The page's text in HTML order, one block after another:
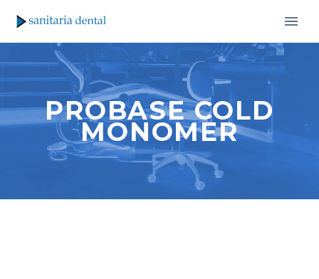
PROBASE COLD
MONOMER